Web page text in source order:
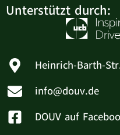
Unterstützt durch:
Heinrich-Barth-
info@douv.de
DOUV auf